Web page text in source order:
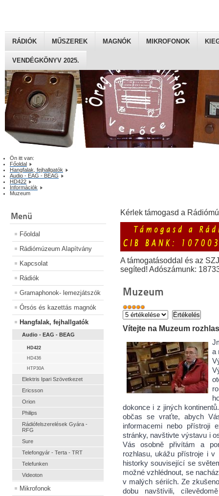
RÁDIÓK MŰSZEREK MAGNÓK MIKROFONOK
VENDÉGKÖNYV 2025.
Ön itt van:
Főoldal
Hangfalak, fejhallgatók
Audio - EAG - BEAG
HD422
Információk
Muzeum
Menü
Főoldal
Rádiómúzeum Alapítvány
Kapcsolat
Rádiók
Gramaphonok- lemezjátszók
Órsós és kazettás magnók
Hangfalak, fejhallgatók
Audio - EAG - BEAG
HD422
HD436
HTP30A
Elektris Ipari Szövetkezet
Ericsson
Orion
Philips
Rádiófelszerelések Gyára -
RFG
Sure
Telefongyár - Terta - TRT
Telefunken
Videoton
Mikrofonok
Kérlek támogasd a
A támogatásoddal és az
segíted! Adószámunk:
Muzeum
Vítejte na Muzeum
a
dokonce i z jiných
občas se vraťte, abych
informacemi nebo přístroji
stránky, navštivte výstavu i
Vás osobně přivítám a
rozhlasu, ukážu přístroje i v
historky související se
možné vzhlédnout, se
v malých sériích. Ze
dobu navštívili,